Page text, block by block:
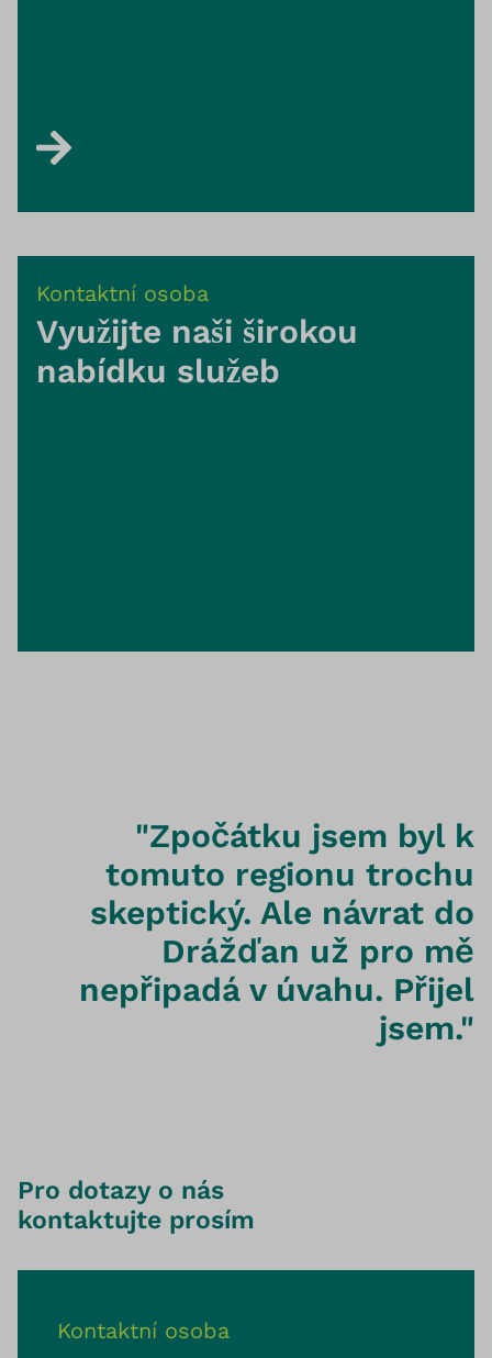
Kontaktní osoba
Využijte naši širokou
nabídku služeb
"Zpočátku jsem byl k
tomuto regionu trochu
skeptický. Ale návrat do
Drážďan už pro mě
nepřipadá v úvahu. Přijel
jsem."
Pro dotazy o nás
kontaktujte prosím
Kontaktní osoba